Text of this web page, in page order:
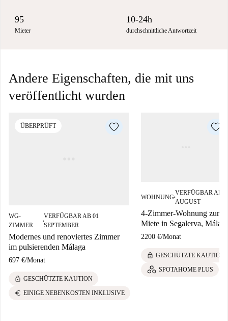
95
Mieter
10-24h
durchschnittliche Antwortzeit
Andere Eigenschaften, die mit uns
veröffentlicht wurden
ÜBERPRÜFT
WG-
ZIMMER
■
VERFÜGBAR AB 01
SEPTEMBER
Modernes und renoviertes Zimmer
im pulsierenden Málaga
697 €/Monat
lock GESCHÜTZTE KAUTION
euro EINIGE NEBENKOSTEN INKLUSIVE
WOHNUNG■
VERFÜGBAR AB
AUGUST
4-Zimmer-Wohnung zur
Miete in Segalerva,
2200 €/Monat
lock GESCHÜTZTE KAUTION
SPOTAHOME PLUS